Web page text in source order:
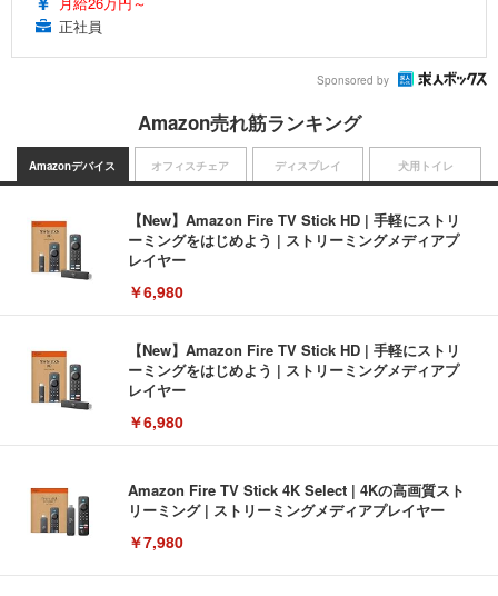
正社員
Sponsored by
Amazon売れ筋ランキング
Amazonデバイス
【New】Amazon Fire TV Stick HD | 手軽にストリ
ーミングをはじめよう | ストリーミングメディアプ
レイヤー
￥6,980
【New】Amazon Fire TV Stick HD | 手軽にストリ
ーミングをはじめよう | ストリーミングメディアプ
レイヤー
￥6,980
Amazon Fire TV Stick 4K Select | 4Kの高画質スト
リーミング | ストリーミングメディアプレイヤー
￥7,980
オフィスチェア ディスプレイ 犬用トイレ